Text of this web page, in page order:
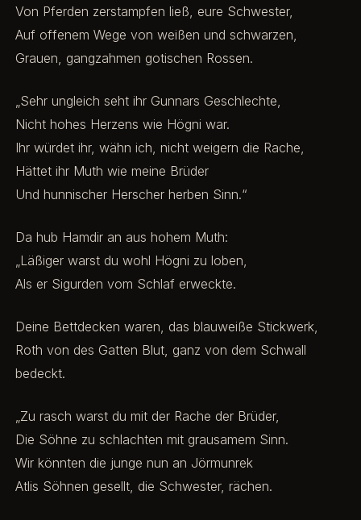
Von Pferden zerstampfen ließ, eure Schwester,
Auf offenem Wege von weißen und schwarzen,
Grauen, gangzahmen gotischen Rossen.
„Sehr ungleich seht ihr Gunnars Geschlechte,
Nicht hohes Herzens wie Högni war.
Ihr würdet ihr, wähn ich, nicht weigern die Rache,
Hättet ihr Muth wie meine Brüder
Und hunnischer Herscher herben Sinn.“
Da hub Hamdir an aus hohem Muth:
„Läßiger warst du wohl Högni zu loben,
Als er Sigurden vom Schlaf erweckte.
Deine Bettdecken waren, das blauweiße Stickwerk,
Roth von des Gatten Blut, ganz von dem Schwall
bedeckt.
„Zu rasch warst du mit der Rache der Brüder,
Die Söhne zu schlachten mit grausamem Sinn.
Wir könnten die junge nun an Jörmunrek
Atlis Söhnen gesellt, die Schwester, rächen.